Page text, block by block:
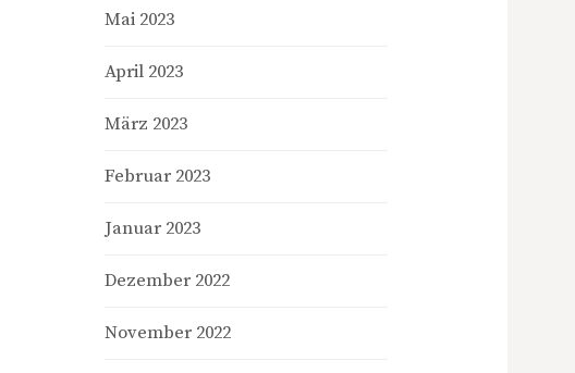
Mai 2023
April 2023
März 2023
Februar 2023
Januar 2023
Dezember 2022
November 2022